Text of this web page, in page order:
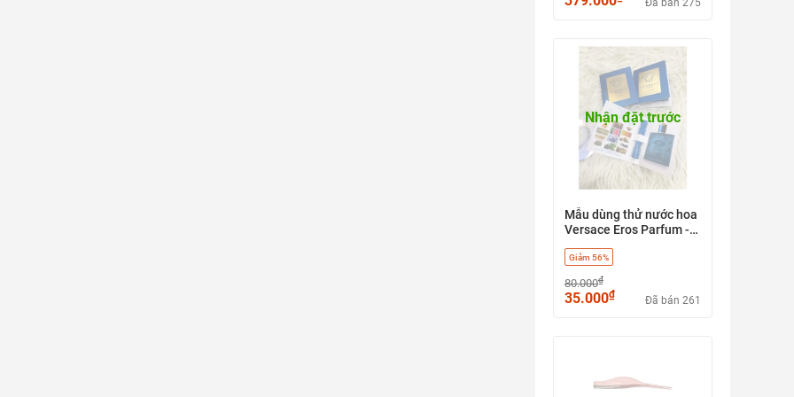
Đã bán 275
Nhận đặt trước
Mẫu dùng thử nước hoa
Versace Eros Parfum -
Giảm 56%
80.000₫
35.000₫ Đã bán 261